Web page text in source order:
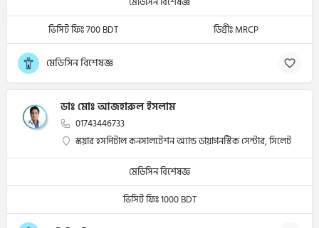
ভিসিট ফিঃ 700 BDT
ডিগ্রীঃ MRCP
মেডিসিন বিশেষজ্ঞ
ডাঃ মোঃ আজহারুল ইসলাম
01743446733
স্কয়ার হসপিটাল কনসালটেশন অ্যান্ড ডায়াগনস্টিক সেন্টার, সিলেট
মেডিসিন বিশেষজ্ঞ
ভিসিট ফিঃ 1000 BDT